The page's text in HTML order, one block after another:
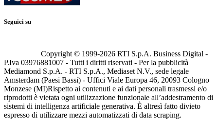
Seguici su
Copyright © 1999-2026 RTI S.p.A. Business Digital -
P.Iva 03976881007 - Tutti i diritti riservati - Per la pubblicità
Mediamond S.p.A. - RTI S.p.A., Mediaset N.V., sede legale
Amsterdam (Paesi Bassi) - Uffici Viale Europa 46, 20093 Cologno
Monzese (MI)Rispetto ai contenuti e ai dati personali trasmessi e/o
riprodotti è vietata ogni utilizzazione funzionale all’addestramento di
sistemi di intelligenza artificiale generativa. È altresì fatto divieto
espresso di utilizzare mezzi automatizzati di data scraping.